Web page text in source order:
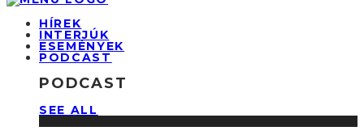
HÍREK
INTERJÚK
ESEMÉNYEK
PODCAST
PODCAST
SEE ALL